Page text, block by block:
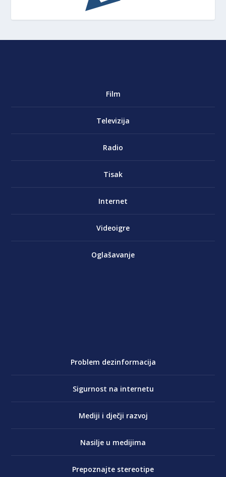
Film
Televizija
Radio
Tisak
Internet
Videoigre
Oglašavanje
Problem dezinformacija
Sigurnost na internetu
Mediji i dječji razvoj
Nasilje u medijima
Prepoznajte stereotipe